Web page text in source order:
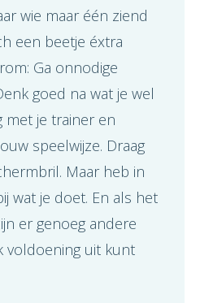
wie maar één ziend
een beetje éxtra
Ga onnodige
goed na wat je wel
met je trainer en
speelwijze. Draag
Maar heb in
wat je doet. En als het
er genoeg andere
voldoening uit kunt